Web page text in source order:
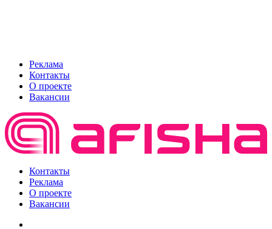
Реклама
Контакты
О проекте
Вакансии
Контакты
Реклама
О проекте
Вакансии